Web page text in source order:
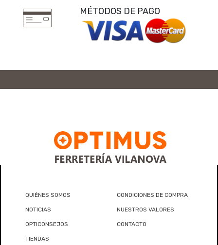
MÉTODOS DE PAGO
QUIÉNES SOMOS CONDICIONES DE COMPRA
NOTICIAS NUESTROS VALORES
OPTICONSEJOS CONTACTO
TIENDAS